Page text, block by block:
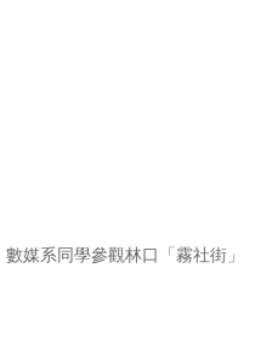
數媒系同學參觀林口「霧社街」